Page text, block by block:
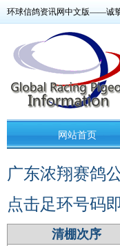
环球信鸽资讯网中文版——诚
网站首页
广东浓翔赛鸽
点击足环号码
清棚次序